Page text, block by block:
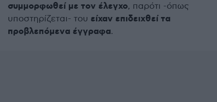
συμμορφωθεί με τον έλεγχο, παρότι -όπως
υποστηρίζεται- του είχαν επιδειχθεί τα
προβλεπόμενα έγγραφα.